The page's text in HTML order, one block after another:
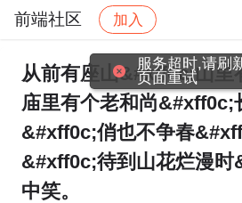
前端社区 加入
社区 前端社区 感慨 帖
从前有座山&#xff0c;山里
庙里有个老和尚&#xff0c;
&#xff0c;俏也不争春
&#xff0c;待到山花烂漫
中笑。​
服务超时,请刷
页面重试